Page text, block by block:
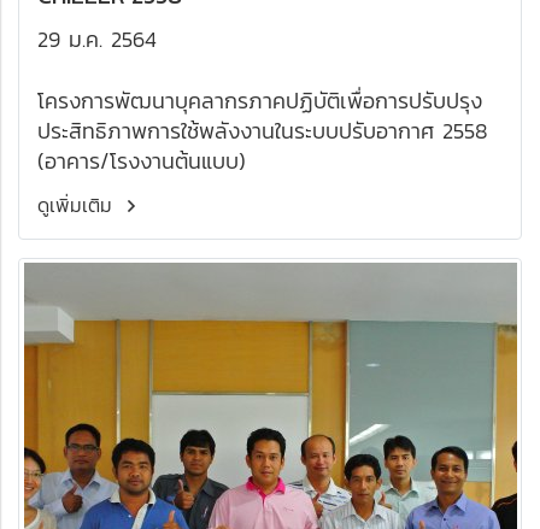
29 ม.ค. 2564
โครงการพัฒนาบุคลากรภาคปฏิบัติเพื่อการปรับปรุง
ประสิทธิภาพการใช้พลังงานในระบบปรับอากาศ 2558
(อาคาร/โรงงานต้นแบบ)
ดูเพิ่มเติม